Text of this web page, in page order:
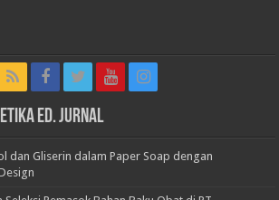
Ed. Jurnal
dan Gliserin dalam Paper Soap dengan